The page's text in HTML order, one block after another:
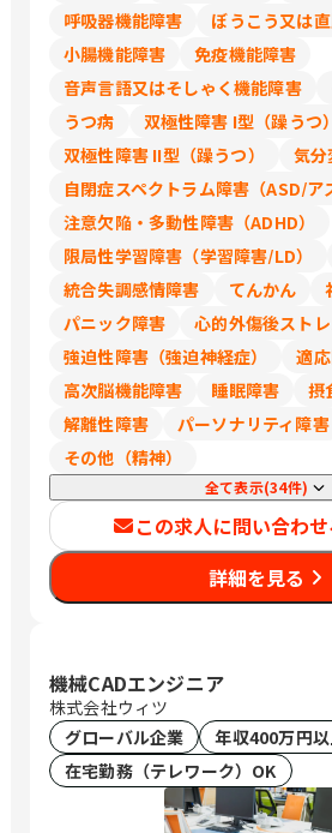
呼吸器機能障害
ぼうこう又は
小腸機能障害
免疫機能障害
音声言語又はそしゃく機能障害
うつ病
双極性障害 I型（躁うつ）
双極性障害 II型（躁うつ）
気
注意欠陥・多動性障害（ADHD）
限局性学習障害（学習障害/LD）
統合失調感情障害
てんかん
パニック障害
心的外傷後ストレ
強迫性障害（強迫神経症）
適
高次脳機能障害
睡眠障害 摂
解離性障害
パーソナリティ障害
その他（精神）
全て表示(34件)
この求人に問い合わせ
詳細を見る
機械CADエンジニア
株式会社ウィツ
グローバル企業
年収400万円
在宅勤務（テレワーク）OK